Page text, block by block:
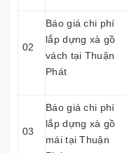
02
Báo giá chi phí
lắp dựng xà gồ
vách tại Thuận
Phát
03
Báo giá chi phí
lắp dựng xà gồ
mái tại Thuận